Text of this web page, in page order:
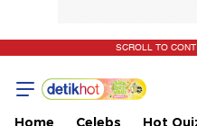
SCROLL TO
Home Celebs Hot